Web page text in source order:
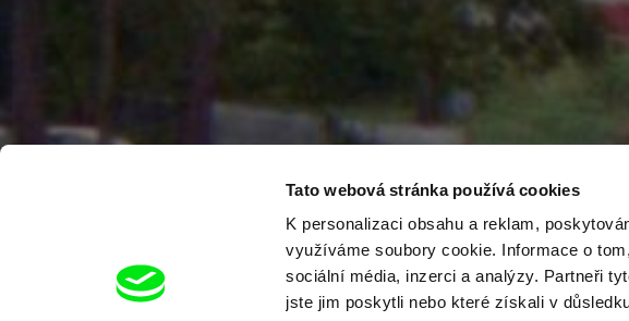
Tato webová stránka používá cookies
K personalizaci obsahu a reklam,
využíváme soubory cookie. Informace o
sociální média, inzerci a analýzy. Partneři
jste jim poskytli nebo které získali v